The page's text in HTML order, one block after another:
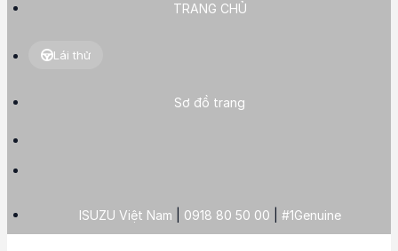
TRANG CHỦ
Lái thử
Sơ đồ trang
ISUZU Việt Nam 0918 80 50 00 #1Genuine